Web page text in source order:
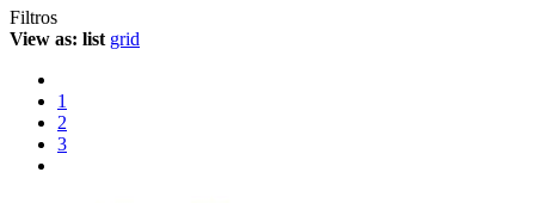
Filtros
View as: list grid
1
2
3